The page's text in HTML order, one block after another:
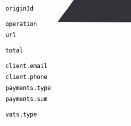
originId
operation
url
total
client.email
client.phone
payments.type
payments.sum
vats.type